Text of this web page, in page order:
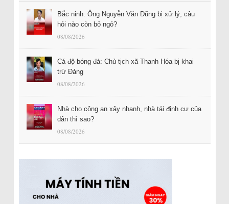
Bắc ninh: Ông Nguyễn Văn Dũng bị xử lý, câu
hỏi nào còn bỏ ngỏ?
08/08/2026
Cá độ bóng đá: Chủ tịch xã Thanh Hóa bị khai
trừ Đảng
08/08/2026
Nhà cho công an xây nhanh, nhà tái định cư của
dân thì sao?
08/08/2026